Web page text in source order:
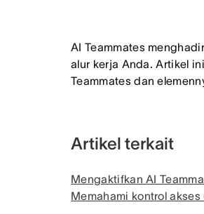
AI Teammates
alur kerja Anda. Artikel
Teammates dan
Artikel terkait
Mengaktifkan AI
Memahami kontrol